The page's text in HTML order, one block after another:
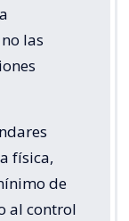
las
física,
de
al control